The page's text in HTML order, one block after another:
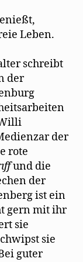
Leben.
schreibt
der
der
rote
und die
der
ist ein
gern mit ihr
sie
sie
guter